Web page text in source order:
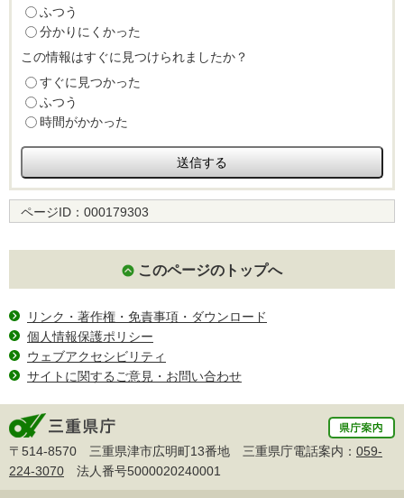
ふつう
分かりにくかった
この情報はすぐに見つけられましたか？
すぐに見つかった
ふつう
時間がかかった
ページID： 000179303
このページのトップへ
リンク・著作権・免責事項・ダウンロード
個人情報保護ポリシー
ウェブアクセシビリティ
サイトに関するご意見・お問い合わせ
〒514-8570 三重県津市広明町13番地 三重県庁電話案内： 059-
224-3070 法人番号5000020240001